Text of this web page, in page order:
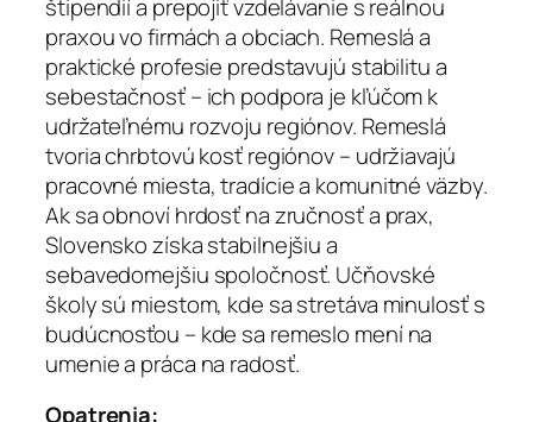
štipendií a prepojiť vzdelávanie s reálnou
praxou vo firmách a obciach. Remeslá a
praktické profesie predstavujú stabilitu a
sebestačnosť – ich podpora je kľúčom k
udržateľnému rozvoju regiónov. Remeslá
tvoria chrbtovú kosť regiónov – udržiavajú
pracovné miesta, tradície a komunitné väzby.
Ak sa obnoví hrdosť na zručnosť a prax,
Slovensko získa stabilnejšiu a
sebavedomejšiu spoločnosť. Učňovské
školy sú miestom, kde sa stretáva minulosť s
budúcnosťou – kde sa remeslo mení na
umenie a práca na radosť.
Opatrenia: